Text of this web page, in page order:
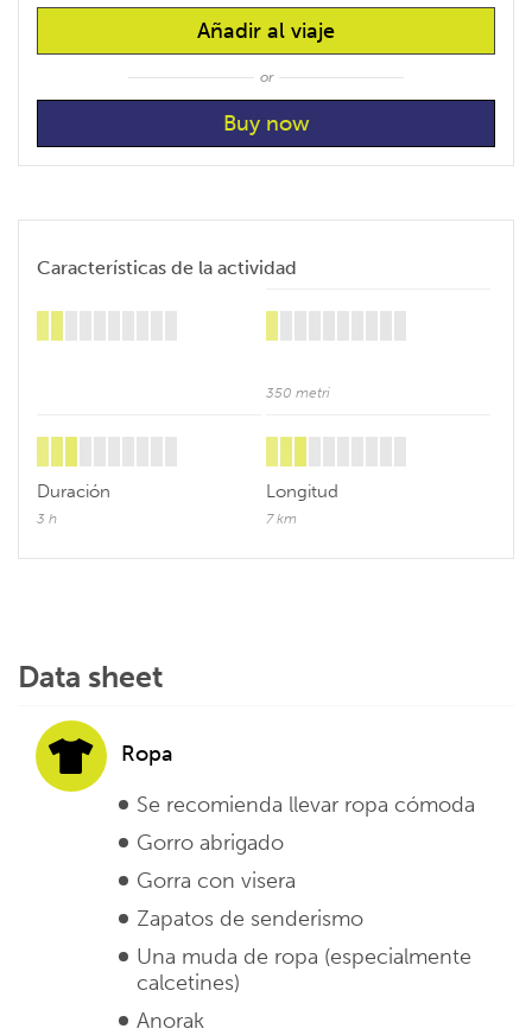
Añadir al viaje
or
Características de la actividad
350 metri
Duración
3 h
Longitud
7 km
Data sheet
Ropa
Se recomienda llevar ropa cómoda
Gorro abrigado
Gorra con visera
Zapatos de senderismo
Una muda de ropa (especialmente
calcetines)
Anorak